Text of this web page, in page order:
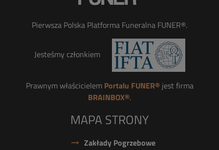
Pierwsza Polska Platforma Funeralna FUNER®.
Jesteśmy członkiem
Prawnym właścicielem Portalu FUNER®jest firma
BRAINBOX®.
MAPA STRONY
Zakłady Pogrzebowe